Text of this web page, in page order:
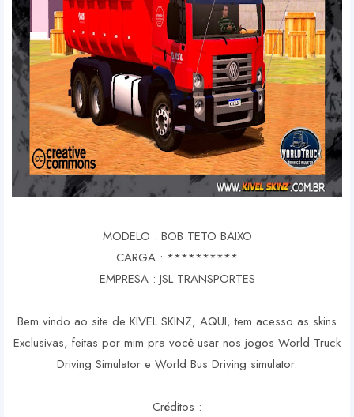
MODELO : BOB TETO BAIXO
CARGA : **********
EMPRESA : JSL TRANSPORTES
Bem vindo ao site de KIVEL SKINZ, AQUI, tem acesso as skins
Exclusivas, feitas por mim pra você usar nos jogos World Truck
Driving Simulator e World Bus Driving simulator.
Créditos :